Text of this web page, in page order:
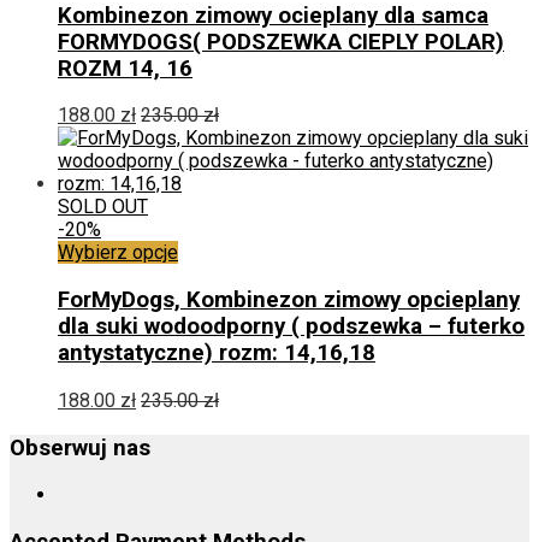
ma
wiele
wariantów.
Opcje
można
wybrać
na
stronie
produktu
Kombinezon zimowy ocieplany dla samca
FORMYDOGS( PODSZEWKA CIEPLY POLAR)
ROZM 14, 16
188.00 zł 235.00zł
SOLD OUT
-20%
Wybierz opcjeTen
ma
wiele
wariantów.
Opcje
można
wybrać
ForMyDogs, Kombinezon zimowy opcieplany
dla suki wodoodporny ( podszewka – futerko
antystatyczne) rozm: 14,16,18
188.00 zł 235.00zł
Obserwuj nas